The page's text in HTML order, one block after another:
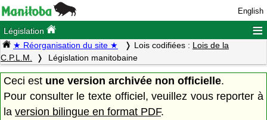
English
Législation ≡
★ Réorganisation du site ★ Lois codifiées : Lois de la
C.P.L.M.
Législation manitobaine
Ceci est une version archivée non officielle.
Pour consulter le texte officiel, veuillez vous reporter à
la version bilingue en format PDF.